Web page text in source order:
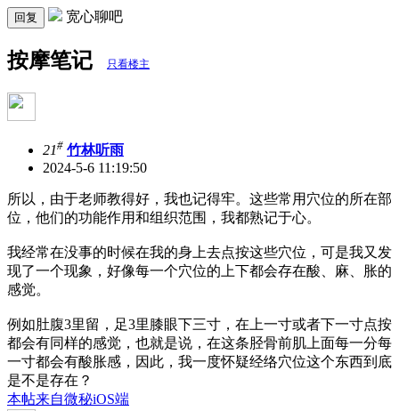
回复 宽心聊吧
按摩笔记 只看楼主
21# 竹林听雨
2024-5-6 11:19:50
所以，由于老师教得好，我也记得牢。这些常用穴位的所在部
位，他们的功能作用和组织范围，我都熟记于心。
我经常在没事的时候在我的身上去点按这些穴位，可是我又发
现了一个现象，好像每一个穴位的上下都会存在酸、麻、胀的
感觉。
例如肚腹3里留，足3里膝眼下三寸，在上一寸或者下一寸点按
都会有同样的感觉，也就是说，在这条胫骨前肌上面每一分每
一寸都会有酸胀感，因此，我一度怀疑经络穴位这个东西到底
是不是存在？
本帖来自微秘iOS端